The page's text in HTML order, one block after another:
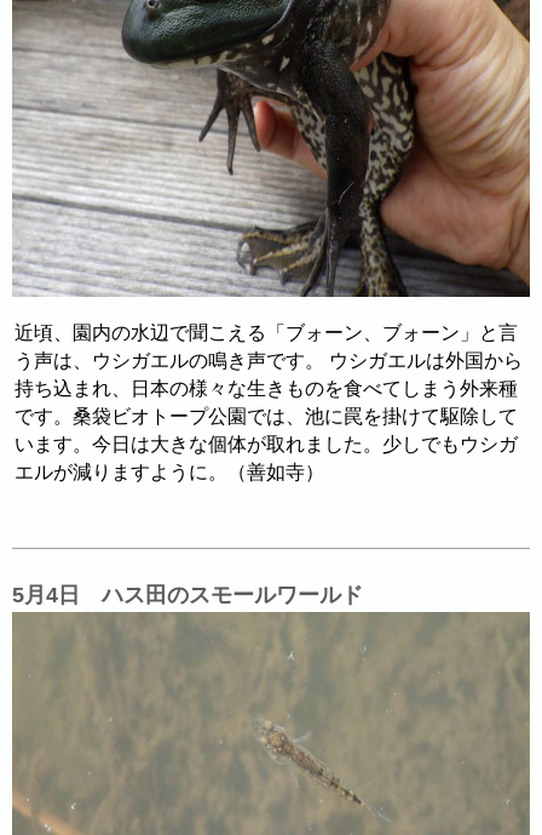
近頃、園内の水辺で聞こえる「ブォーン、ブォーン」と言
う声は、ウシガエルの鳴き声です。 ウシガエルは外国から
持ち込まれ、日本の様々な生きものを食べてしまう外来種
です。桑袋ビオトープ公園では、池に罠を掛けて駆除して
います。今日は大きな個体が取れました。少しでもウシガ
エルが減りますように。（善如寺）
5月4日 ハス田のスモールワールド